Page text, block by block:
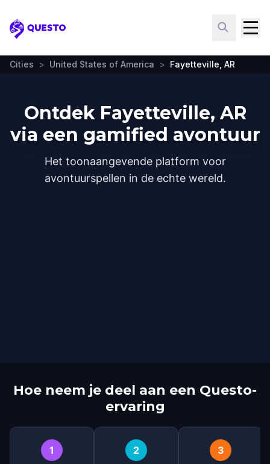
Questo
Cities > United States of America > Fayetteville, AR
Ontdek Fayetteville, AR
via een gamified avontuur
Het toonaangevende platform voor
avontuurspellen in de echte wereld.
Hoe neem je deel aan een Questo-
ervaring
1 2 3